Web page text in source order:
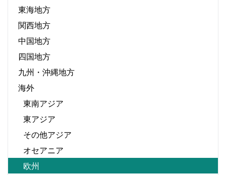
東海地方
関西地方
中国地方
四国地方
九州・沖縄地方
海外
東南アジア
東アジア
その他アジア
オセアニア
欧州